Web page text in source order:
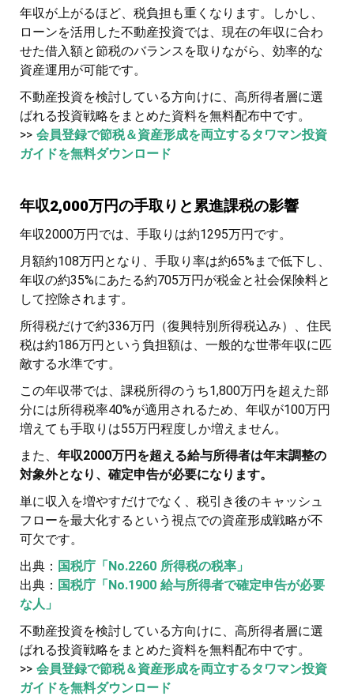
年収が上がるほど、税負担も重くなります。しかし、
ローンを活用した不動産投資では、現在の年収に合わ
せた借入額と節税のバランスを取りながら、効率的な
資産運用が可能です。
不動産投資を検討している方向けに、高所得者層に選
ばれる投資戦略をまとめた資料を無料配布中です。
>> 会員登録で節税＆資産形成を両立するタワマン投資
ガイドを無料ダウンロード
年収2,000万円の手取りと累進課税の影響
年収2000万円では、手取りは約1295万円です。
月額約108万円となり、手取り率は約65%まで低下し、
年収の約35%にあたる約705万円が税金と社会保険料と
して控除されます。
所得税だけで約336万円（復興特別所得税込み）、住民
税は約186万円という負担額は、一般的な世帯年収に匹
敵する水準です。
この年収帯では、課税所得のうち1,800万円を超えた部
分には所得税率40%が適用されるため、年収が100万円
増えても手取りは55万円程度しか増えません。
また、 年収2000万円を超える給与所得者は年末調整の
対象外となり、確定申告が必要になります。
単に収入を増やすだけでなく、税引き後のキャッシュ
フローを最大化するという視点での資産形成戦略が不
可欠です。
出典： 国税庁「No.2260 所得税の税率」
出典： 国税庁「No.1900 給与所得者で確定申告が必要
な人」
不動産投資を検討している方向けに、高所得者層に選
ばれる投資戦略をまとめた資料を無料配布中です。
>> 会員登録で節税＆資産形成を両立するタワマン投資
ガイドを無料ダウンロード